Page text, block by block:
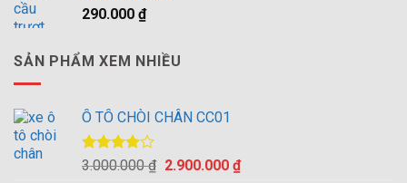
290.000 ₫
SẢN PHẨM XEM NHIỀU
Ô TÔ CHÒI CHÂN CC01
Được
3.000.000₫ Giá
2.900.000 ₫Giá